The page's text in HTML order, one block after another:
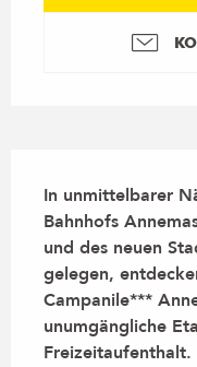
In unmittelbarer
Bahnhofs
und des neuen
gelegen,
Campanile***
unumgängliche
Freizeitaufenthalt.